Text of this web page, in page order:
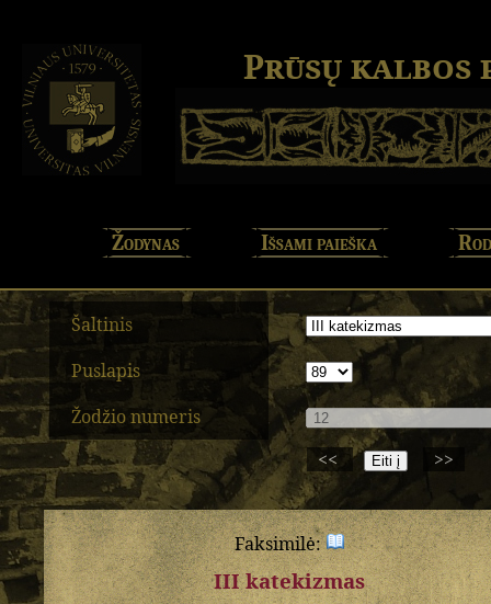
Prūsų kalbos
Žodynas Išsami paieška
Šaltinis
Puslapis
Žodžio numeris
<<
>>
Faksimilė:
III katekizmas